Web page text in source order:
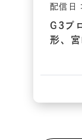
配信
G3プ
形、宮